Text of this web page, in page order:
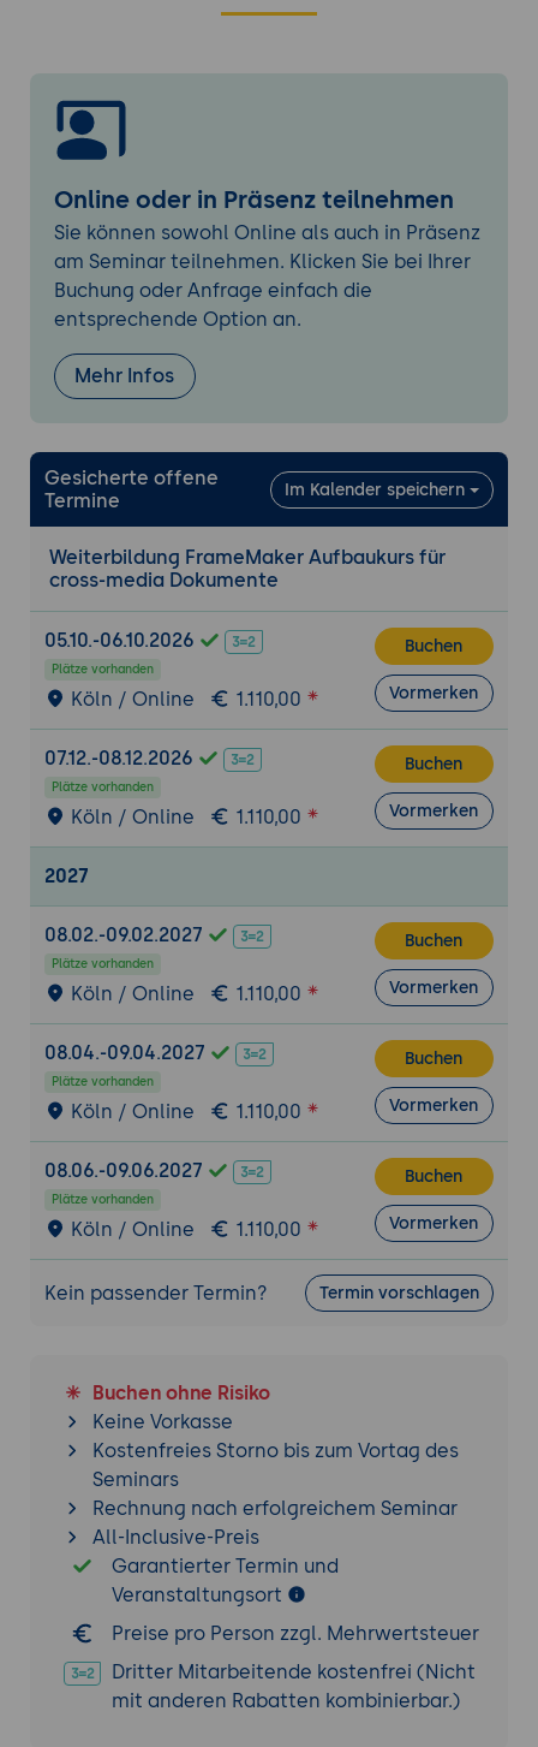
Online oder in Präsenz teilnehmen
Sie können sowohl Online als auch in Präsenz
am Seminar teilnehmen. Klicken Sie bei Ihrer
Buchung oder Anfrage einfach die
entsprechende Option an.
Mehr Infos
Gesicherte offene
Termine
Im Kalender speichern
Weiterbildung FrameMaker Aufbaukurs für
cross-media Dokumente
05.10.-06.10.2026
Plätze vorhanden
Köln / Online 1.110,00
Buchen
Vormerken
07.12.-08.12.2026
Plätze vorhanden
Köln / Online 1.110,00
Buchen
Vormerken
2027
08.02.-09.02.2027
Plätze vorhanden
Köln / Online 1.110,00
Buchen
Vormerken
08.04.-09.04.2027
Plätze vorhanden
Köln / Online 1.110,00
Buchen
Vormerken
08.06.-09.06.2027
Plätze vorhanden
Köln / Online 1.110,00
Buchen
Vormerken
Kein passender Termin? Termin vorschlagen
Buchen ohne Risiko
Keine Vorkasse
Kostenfreies Storno bis zum Vortag des
Seminars
Rechnung nach erfolgreichem Seminar
All-Inclusive-Preis
Garantierter Termin und
Veranstaltungsort
Preise pro Person zzgl. Mehrwertsteuer
Dritter Mitarbeitende kostenfrei (Nicht
mit anderen Rabatten kombinierbar.)